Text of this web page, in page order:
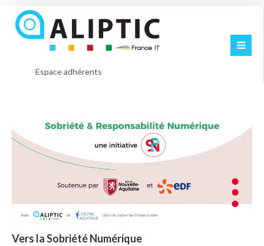
Espace adhérents
Vers la Sobriété Numérique